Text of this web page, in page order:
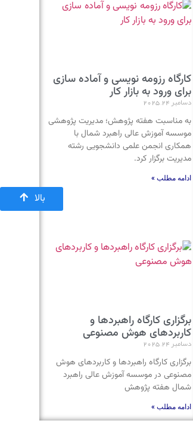
کارگاه رزومه نویسی و آماده سازی
برای ورود به بازار کار
دسامبر 24, 2025
به مناسبت هفته پژوهش؛ مدیریت پژوهشی
موسسه آموزش عالی راهبرد شمال با
همکاری انجمن علمی دانشجویی رشته
مدیریت برگزار کرد.
ادامه مطلب »
برگزاری کارگاه راهبردها و
کاربردهای هوش مصنوعی
دسامبر 24, 2025
برگزاری کارگاه راهبردها و کاربردهای هوش
مصنوعی در موسسه آموزش عالی راهبرد
شمال هفته پژوهش
ادامه مطلب »
بالا